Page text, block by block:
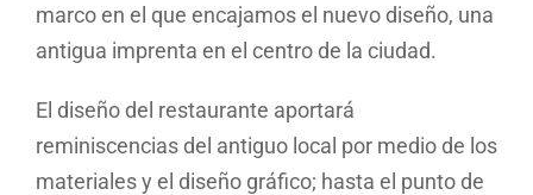
marco en el que encajamos el nuevo diseño, una
antigua imprenta en el centro de la ciudad.
El diseño del restaurante aportará
reminiscencias del antiguo local por medio de los
materiales y el diseño gráfico; hasta el punto de